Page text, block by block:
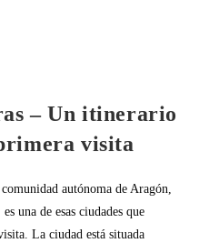
– Un itinerario
visita
autónoma de Aragón,
una de esas ciudades que
La ciudad está situada